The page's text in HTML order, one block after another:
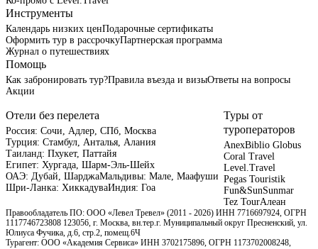
Инструменты
Календарь низких ценПодарочные сертификаты
Оформить тур в рассрочкуПартнерская программа
Журнал о путешествиях
Помощь
Как забронировать тур?Правила въезда и визыОтветы на вопросы
Акции
Отели без перелета
Россия: Сочи, Адлер, СПб, Москва
Турция: Стамбул, Анталья, Алания
Таиланд: Пхукет, Паттайя
Египет: Хургада, Шарм-Эль-Шейх
ОАЭ: Дубай, ШарджаМальдивы: Мале, Маафуши
Шри-Ланка: ХиккадуваИндия: Гоа
Туры от
туроператоров
AnexBiblio Globus
Coral Travel
Level.Travel
Pegas Touristik
Fun&SunSunmar
Tez TourАлеан
Правообладатель ПО: ООО «Левел Тревел» (2011 - 2026) ИНН 7716697924, ОГРН
1117746723808 123056, г. Москва, вн.тер.г. Муниципальный округ Пресненский, ул.
Юлиуса Фучика, д.6, стр.2, помещ.6Ч
Турагент: ООО «Академия Сервиса» ИНН 3702175896, ОГРН 1173702008248,